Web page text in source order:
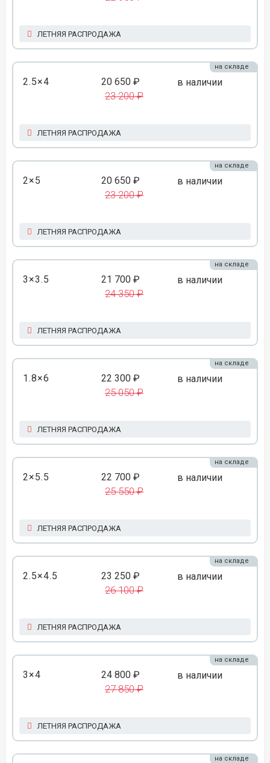
ЛЕТНЯЯ РАСПРОДАЖА
2.5×4 20 650 ₽
23 200 ₽
в наличии
на складе
ЛЕТНЯЯ РАСПРОДАЖА
2×5 20 650 ₽
23 200 ₽
в наличии
на складе
ЛЕТНЯЯ РАСПРОДАЖА
3×3.5 21 700 ₽
24 350 ₽
в наличии
на складе
ЛЕТНЯЯ РАСПРОДАЖА
1.8×6 22 300 ₽
25 050 ₽
в наличии
на складе
ЛЕТНЯЯ РАСПРОДАЖА
2×5.5 22 700 ₽
25 550 ₽
в наличии
на складе
ЛЕТНЯЯ РАСПРОДАЖА
2.5×4.5 23 250 ₽
26 100 ₽
в наличии
на складе
ЛЕТНЯЯ РАСПРОДАЖА
3×4 24 800 ₽
27 850 ₽
в наличии
на складе
ЛЕТНЯЯ РАСПРОДАЖА
на складе